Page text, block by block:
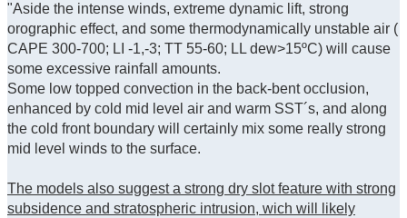
"Aside the intense winds, extreme dynamic lift, strong
orographic effect, and some thermodynamically unstable air (
CAPE 300-700; LI -1,-3; TT 55-60; LL dew>15ºC) will cause
some excessive rainfall amounts.
Some low topped convection in the back-bent occlusion,
enhanced by cold mid level air and warm SST´s, and along
the cold front boundary will certainly mix some really strong
mid level winds to the surface.
The models also suggest a strong dry slot feature with strong
subsidence and stratospheric intrusion, wich will likely